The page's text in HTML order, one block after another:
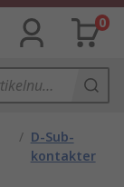
0
/ D-Sub-
kontakter